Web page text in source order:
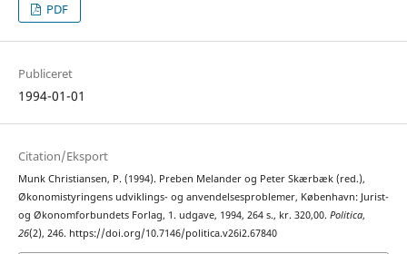
PDF
Publiceret
1994-01-01
Citation/Eksport
Munk Christiansen, P. (1994). Preben Melander og Peter Skærbæk (red.),
Økonomistyringens udviklings- og anvendelsesproblemer, København: Jurist-
og Økonomforbundets Forlag, 1. udgave, 1994, 264 s., kr. 320,00. Politica,
26(2), 246. https://doi.org/10.7146/politica.v26i2.67840